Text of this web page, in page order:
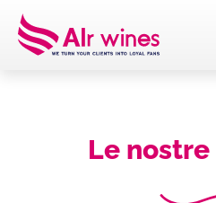
Dalla loro
Le